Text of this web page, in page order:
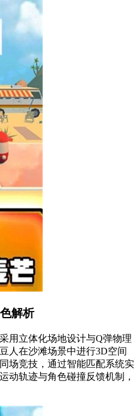
解析
用立体化场地设计与Q弹物理
人在沙滩场景中进行3D空间
场竞技，通过智能匹配系统实
动轨迹与角色碰撞反馈机制，